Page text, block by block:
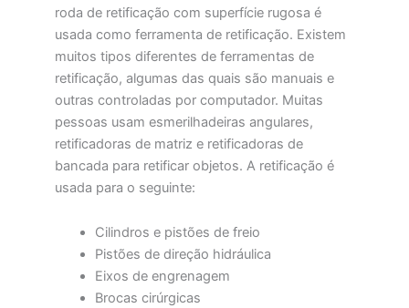
roda de retificação com superfície rugosa é
usada como ferramenta de retificação. Existem
muitos tipos diferentes de ferramentas de
retificação, algumas das quais são manuais e
outras controladas por computador. Muitas
pessoas usam esmerilhadeiras angulares,
retificadoras de matriz e retificadoras de
bancada para retificar objetos. A retificação é
usada para o seguinte:
Cilindros e pistões de freio
Pistões de direção hidráulica
Eixos de engrenagem
Brocas cirúrgicas